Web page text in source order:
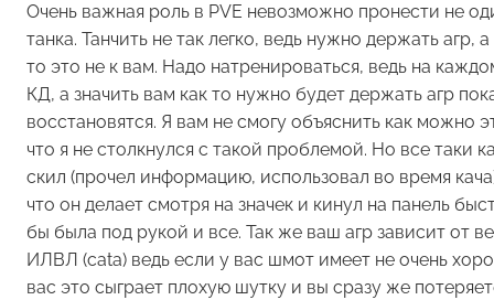
Очень важная роль в PVE невозможно пронести не
танка. Танчить не так легко, ведь нужно держать агр,
то это не к вам. Надо натренироваться, ведь на
КД, а значить вам как то нужно будет держать агр
восстановятся. Я вам не смогу объяснить как можно
что я не столкнулся с такой проблемой. Но все таки
скил (прочел информацию, использовал во время
что он делает смотря на значек и кинул на панель
бы была под рукой и все. Так же ваш агр зависит от
ИЛВЛ (cata) ведь если у вас шмот имеет не очень
вас это сыграет плохую шутку и вы сразу же